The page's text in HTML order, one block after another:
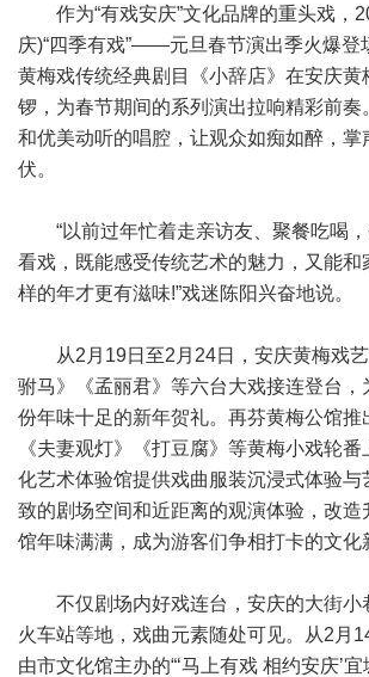
作为“有戏安庆”文化品牌的重头戏，
庆)“四季有戏”——元旦春节演出季火爆登
黄梅戏传统经典剧目《小辞店》在安庆黄
锣，为春节期间的系列演出拉响精彩前奏
和优美动听的唱腔，让观众如痴如醉，掌
伏。
“以前过年忙着走亲访友、聚餐吃喝，
看戏，既能感受传统艺术的魅力，又能和
样的年才更有滋味!”戏迷陈阳兴奋地说。
从2月19日至2月24日，安庆黄梅戏艺
驸马》《孟丽君》等六台大戏接连登台，
份年味十足的新年贺礼。再芬黄梅公馆推
《夫妻观灯》《打豆腐》等黄梅小戏轮番
化艺术体验馆提供戏曲服装沉浸式体验与
致的剧场空间和近距离的观演体验，改造
馆年味满满，成为游客们争相打卡的文化
不仅剧场内好戏连台，安庆的大街小
火车站等地，戏曲元素随处可见。从2月
由市文化馆主办的“‘马上有戏 相约安庆’